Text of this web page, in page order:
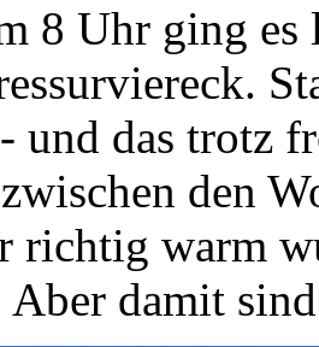
8 Uhr ging
und das trotz
den
richtig warm
damit